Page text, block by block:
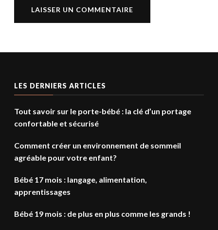
LES DERNIERS ARTICLES
Tout savoir sur le porte-bébé : la clé d’un portage
confortable et sécurisé
Comment créer un environnement de sommeil
agréable pour votre enfant?
Bébé 17 mois : langage, alimentation,
apprentissages
Bébé 19 mois : de plus en plus comme les grands !